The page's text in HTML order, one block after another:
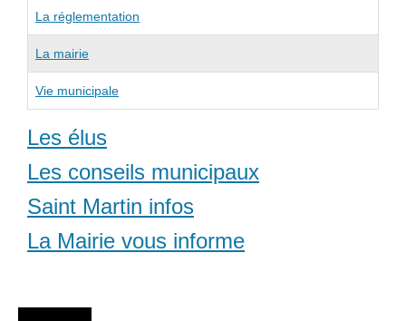
La réglementation
La mairie
Vie municipale
Les élus
Les conseils municipaux
Saint Martin infos
La Mairie vous informe